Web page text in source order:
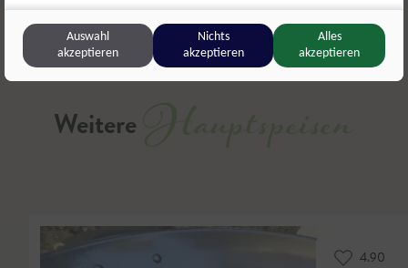
Weitere
4.90
Auswahl
akzeptieren
Nichts
akzeptieren
Alles
akzeptieren